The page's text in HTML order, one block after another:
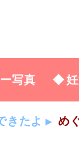
写真
きたよ め